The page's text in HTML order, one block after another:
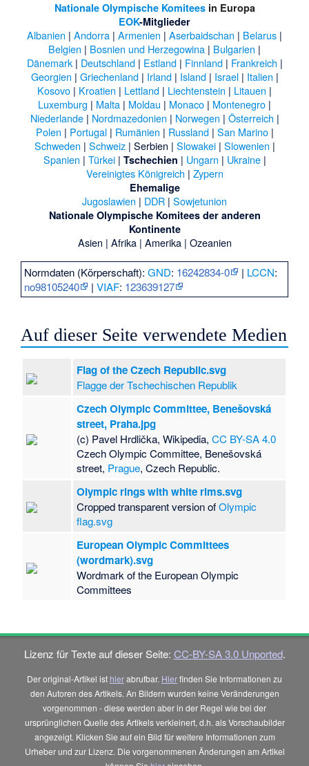
Nationale Olympische Komiteesin Europa
EOK-Mitglieder
Albanien | Andorra | Armenien | Aserbaidschan | Belarus |
Belgien | Bosnien und Herzegowina | Bulgarien |
Dänemark| Deutschland| Estland| Finnland| Frankreich |
Georgien | Griechenland| Irland| Island| Israel| Italien |
Kosovo | Kroatien | Lettland | Liechtenstein | Litauen |
Luxemburg | Malta | Moldau | Monaco | Montenegro |
Niederlande| Nordmazedonien | Norwegen | Österreich |
Polen | Portugal| Rumänien | Russland| San Marino|
Schweden | Schweiz| Serbien | Slowakei| Slowenien |
Spanien | Türkei| Tschechien | Ungarn | Ukraine|
Vereinigtes Königreich | Zypern
Ehemalige
Jugoslawien | DDR | Sowjetunion
Nationale Olympische Komitees der anderen
Kontinente
Asien | Afrika| Amerika| Ozeanien
Normdaten (Körperschaft):GND: 16242834-0 | LCCN:
no98105240
|VIAF: 123639127
Auf dieser Seite verwendete Medien
Flag of the Czech Republic.svg
Flagge der Tschechischen Republik
Czech Olympic Committee, Benešovská
street, Praha.jpg
(c) Pavel Hrdlička, Wikipedia,CC BY-SA 4.0
Czech Olympic Committee, Benešovská
street, Prague, Czech Republic.
Olympic rings with white rims.svg
Cropped transparent version ofOlympic
flag.svg
European Olympic Committees
(wordmark).svg
Wordmark of the European Olympic
Committees
Lizenz für Texte auf dieser Seite: CC-BY-SA 3.0 Unported.
Der original-Artikel ist hierabrufbar. Hierfinden Sie Informationen zu
den Autoren des Artikels. An Bildern wurden keine Veränderungen
vorgenommen - diese werden aber in der Regel wie bei der
ursprünglichen Quelle des Artikels verkleinert, d.h. als Vorschaubilder
angezeigt. Klicken Sie auf ein Bild für weitere Informationen zum
Urheber und zur Lizenz. Die vorgenommenen Änderungen am Artikel